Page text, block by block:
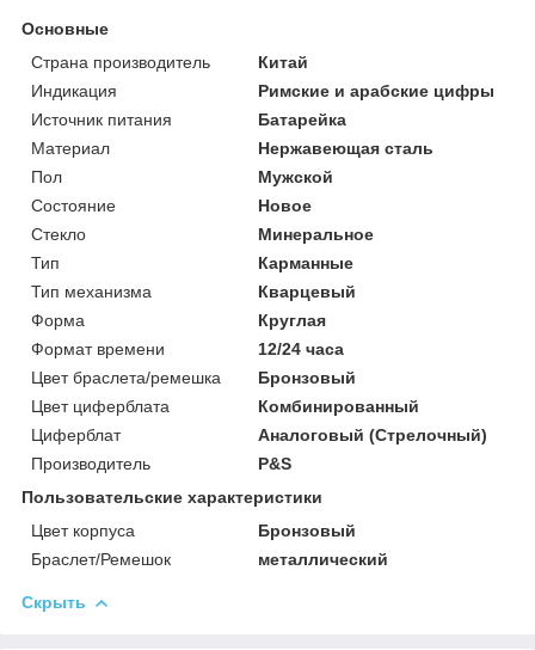
Основные
Страна производитель
Китай
Индикация
Римские и арабские цифры
Источник питания
Батарейка
Материал
Нержавеющая сталь
Пол
Мужской
Состояние
Новое
Стекло
Минеральное
Тип
Карманные
Тип механизма
Кварцевый
Форма
Круглая
Формат времени
12/24 часа
Цвет браслета/ремешка
Бронзовый
Цвет циферблата
Комбинированный
Циферблат
Аналоговый (Стрелочный)
Производитель
P&S
Пользовательские характеристики
Цвет корпуса
Бронзовый
Браслет/Ремешок
металлический
Скрыть